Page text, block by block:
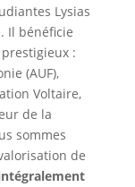
Lysias
Il bénéficie
:
(AUF),
Voltaire,
de la
sommes
de